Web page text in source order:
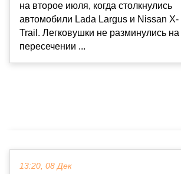
на второе июля, когда столкнулись
автомобили Lada Largus и Nissan X-
Trail. Легковушки не разминулись на
пересечении ...
13:20, 08 Дек